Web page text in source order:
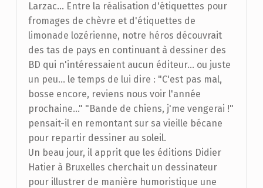
Larzac... Entre la réalisation d'étiquettes pour
fromages de chèvre et d'étiquettes de
limonade lozérienne, notre héros découvrait
des tas de pays en continuant à dessiner des
BD qui n'intéressaient aucun éditeur... ou juste
un peu... le temps de lui dire : "C'est pas mal,
bosse encore, reviens nous voir l'année
prochaine..." "Bande de chiens, j'me vengerai !"
pensait-il en remontant sur sa vieille bécane
pour repartir dessiner au soleil.
Un beau jour, il apprit que les éditions Didier
Hatier à Bruxelles cherchait un dessinateur
pour illustrer de manière humoristique une